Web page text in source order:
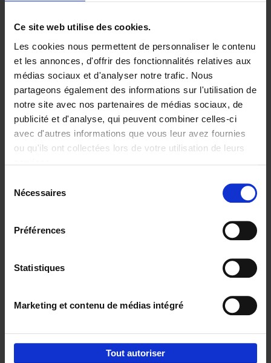
Ce site web utilise des cookies.
Les cookies nous permettent de personnaliser le contenu
et les annonces, d'offrir des fonctionnalités relatives aux
médias sociaux et d'analyser notre trafic. Nous
partageons également des informations sur l'utilisation de
notre site avec nos partenaires de médias sociaux, de
publicité et d'analyse, qui peuvent combiner celles-ci
avec d'autres informations que vous leur avez fournies
ou qu'ils ont collectées lors de votre utilisation de leurs
Nécessaires
Préférences
Statistiques
Marketing et contenu de médias intégré
Tout autoriser
Building Bonds = Building
Business
Jochen Roef Jozefien De Feyter
Carolien Boom
Couverture souple
2025 200
€29,99
Digital marketing like a PRO -
completely revised edition (EN)